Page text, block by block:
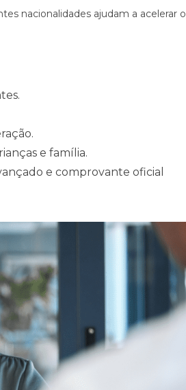
nacionalidades ajudam a acelerar o
e família.
e comprovante oficial